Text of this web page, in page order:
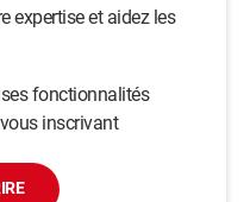
expertise et aidez les
fonctionnalités
inscrivant